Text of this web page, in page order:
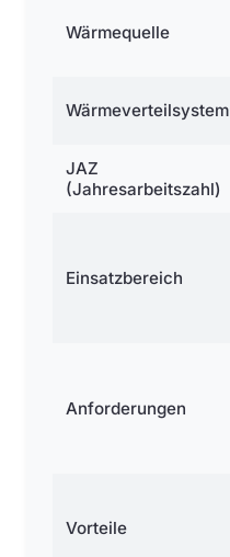
Wärmequelle
Wärmeverteilsystem
JAZ
(Jahresarbeitszahl)
Einsatzbereich
Anforderungen
Vorteile